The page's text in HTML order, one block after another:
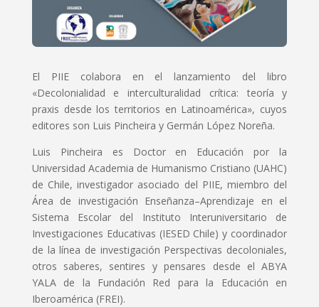
El PIIE colabora en el lanzamiento del libro
«Decolonialidad e interculturalidad crítica: teoría y
praxis desde los territorios en Latinoamérica», cuyos
editores son Luis Pincheira y Germán López Noreña.
Luis Pincheira es Doctor en Educación por la
Universidad Academia de Humanismo Cristiano (UAHC)
de Chile, investigador asociado del PIIE, miembro del
Área de investigación Enseñanza–Aprendizaje en el
Sistema Escolar del Instituto Interuniversitario de
Investigaciones Educativas (IESED Chile) y coordinador
de la línea de investigación Perspectivas decoloniales,
otros saberes, sentires y pensares desde el ABYA
YALA de la Fundación Red para la Educación en
Iberoamérica (FREI).